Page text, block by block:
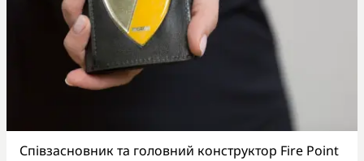
Співзасновник та головний конструктор Fire Point